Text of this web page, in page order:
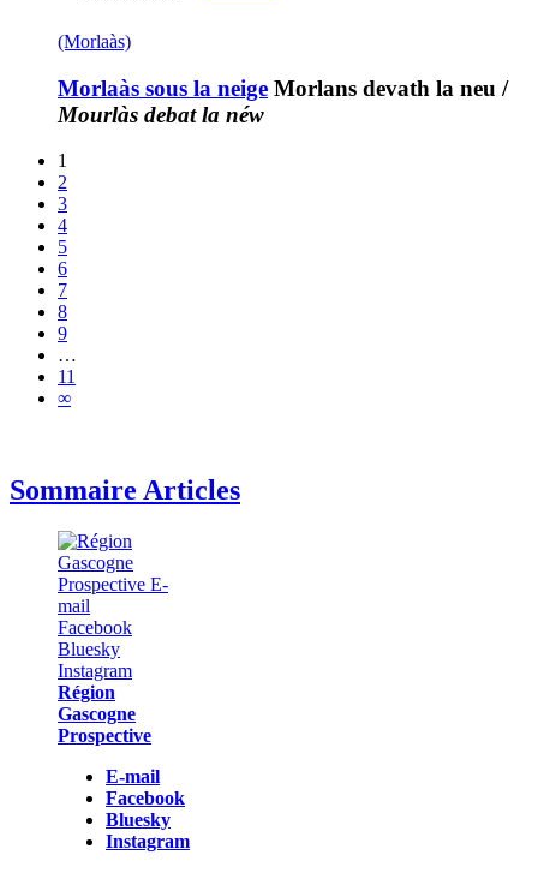
(Morlaàs)
Morlaàs sous la neige Morlans devath la neu /
Mourlàs debat la néw
1
2
3
4
5
6
7
8
9
…
11
∞
Sommaire Articles
Région
Gascogne
Prospective
E-mail
Facebook
Bluesky
Instagram